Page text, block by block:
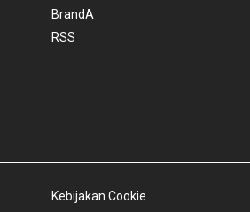
BrandA
RSS
Kebijakan Cookie